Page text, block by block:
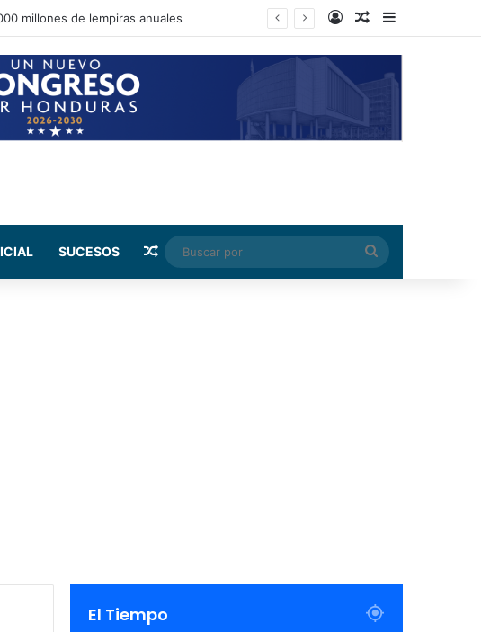
millones de lempiras anuales Log InRandom Article
SUCESOS Random Article
Buscar
por
El Tiempo